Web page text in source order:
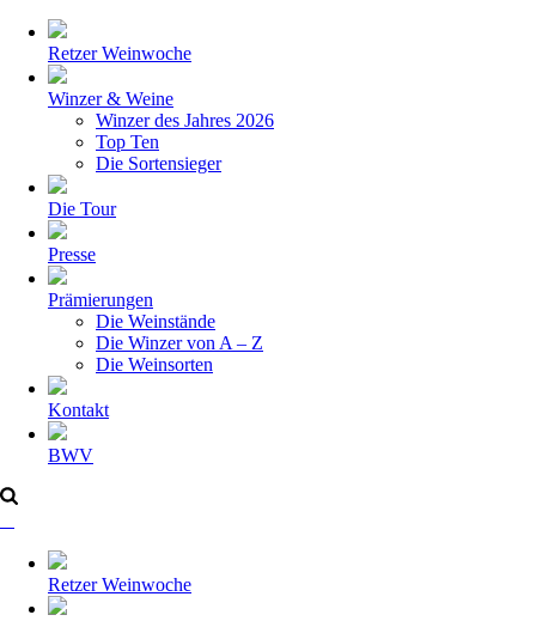
Retzer Weinwoche
Winzer & Weine
Winzer des Jahres 2026
Top Ten
Die Sortensieger
Die Tour
Presse
Prämierungen
Die Weinstände
Die Winzer von A – Z
Die Weinsorten
Kontakt
BWV
Retzer Weinwoche